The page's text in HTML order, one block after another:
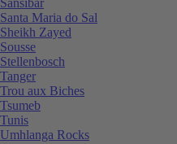
Santa Maria do Sal
Sheikh Zayed
Sousse
Stellenbosch
Tanger
Trou aux Biches
Tsumeb
Tunis
Umhlanga Rocks